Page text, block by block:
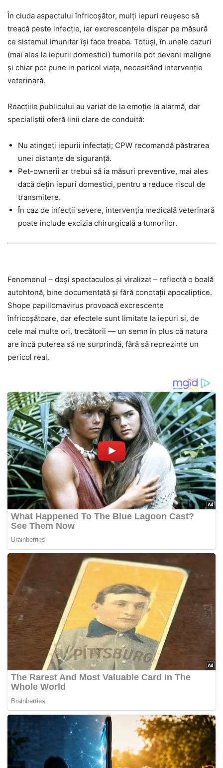
În ciuda aspectului înfricoșător, mulți iepuri reușesc să
treacă peste infecție, iar excrescențele dispar pe măsură
ce sistemul imunitar își face treaba. Totuși, în unele cazuri
(mai ales la iepurii domestici) tumorile pot deveni maligne
și chiar pot pune in pericol viața, necesitând intervenție
veterinară.
Reacțiile publicului au variat de la emoție la alarmă, dar
specialiștii oferă linii clare de conduită:
Nu atingeți iepurii infectați; CPW recomandă păstrarea
unei distanțe de siguranță.
Pet-ownerii ar trebui să ia măsuri preventive, mai ales
dacă dețin iepuri domestici, pentru a reduce riscul de
transmitere.
În caz de infecții severe, intervenția medicală veterinară
poate include excizia chirurgicală a tumorilor.
Fenomenul – deși spectaculos și viralizat – reflectă o boală
autohtonă, bine documentată și fără conotații apocaliptice.
Shope papillomavirus provoacă excrescențe
înfricoșătoare, dar efectele sunt limitate la iepuri și, de
cele mai multe ori, trecătorii — un semn în plus că natura
are încă puterea să ne surprindă, fără să reprezinte un
pericol real.